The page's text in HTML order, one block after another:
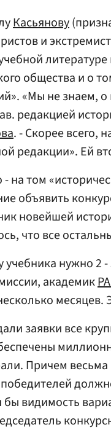
Касьянову
и
общества и о
«Мы не знаем, о
редакцией
. - Скорее всего,
редакции». Ей
на том
объявить
новейшей
что все
учебника нужно 2
академик
заявки все
Причем
бы видимость